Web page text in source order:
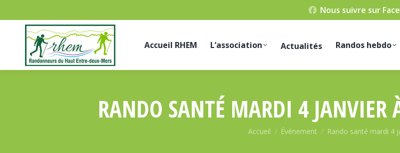
Nous suivre sur
Accueil RHEM L’association Actualités Randos hebdo
RANDO SANTÉ MARDI 4 JANVIER
Vous êtes ici :
Accueil Événement Rando santé mardi 4